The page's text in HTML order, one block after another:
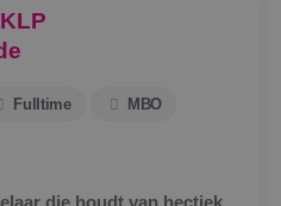
Fulltime MBO